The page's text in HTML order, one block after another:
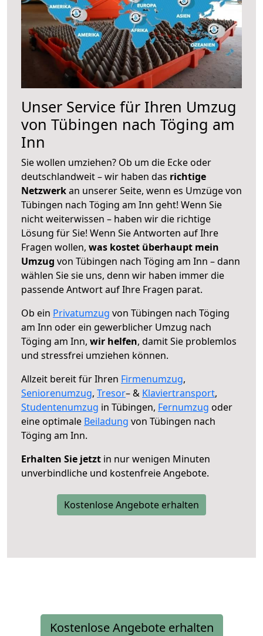
Unser Service für Ihren Umzug
von Tübingen nach Töging am
Inn
Sie wollen umziehen? Ob um die Ecke oder
deutschlandweit – wir haben das richtige
Netzwerkan unserer Seite, wenn es Umzüge von
Tübingen nach Töging am Inn geht! Wenn Sie
nicht weiterwissen – haben wir die richtige
Lösung für Sie! Wenn Sie Antworten auf Ihre
Fragen wollen, was kostet überhaupt mein
Umzug von Tübingen nach Töging am Inn – dann
wählen Sie sie uns, denn wir haben immer die
passende Antwort auf Ihre Fragen parat.
Ob ein Privatumzug von Tübingen nach Töging
am Inn oder ein gewerblicher Umzug nach
Töging am Inn, wir helfen, damit Sie problemlos
und stressfrei umziehen können.
Allzeit bereit für Ihren Firmenumzug,
Seniorenumzug, Tresor– & Klaviertransport,
Studentenumzug in Tübingen, Fernumzug oder
eine optimale Beiladung von Tübingen nach
Töging am Inn.
Erhalten Sie jetzt in nur wenigen Minuten
unverbindliche und kostenfreie Angebote.
Kostenlose Angebote erhalten
Kostenlose Angebote erhalten